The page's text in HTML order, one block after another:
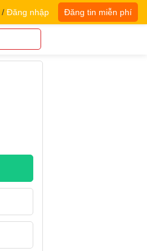
/ Đăng nhập Đăng tin miễn phí